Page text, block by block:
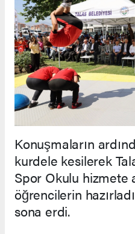
Konuşmaların
kurdele kesilerek
Spor Okulu hizmete
öğrencilerin
sona erdi.